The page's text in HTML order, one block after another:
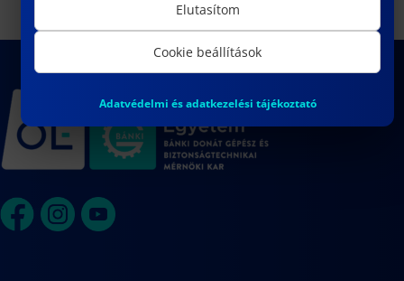
Elutasítom
Cookie beállítások
Adatvédelmi és adatkezelési tájékoztató